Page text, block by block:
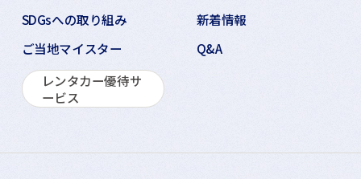
SDGsへの取り組み
新着情報
ご当地マイスター
Q&A
レンタカー優待サ
ービス